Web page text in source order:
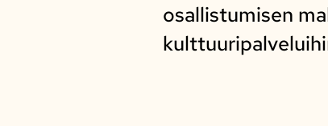
osallistumisen